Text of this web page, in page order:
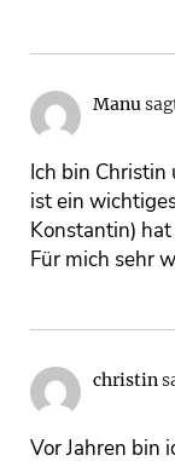
Manu
Ich bin
ist ein
Konstantin)
Für mich
christin
Vor Jahren bin